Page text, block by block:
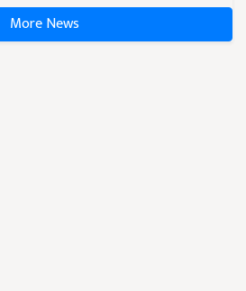
More News